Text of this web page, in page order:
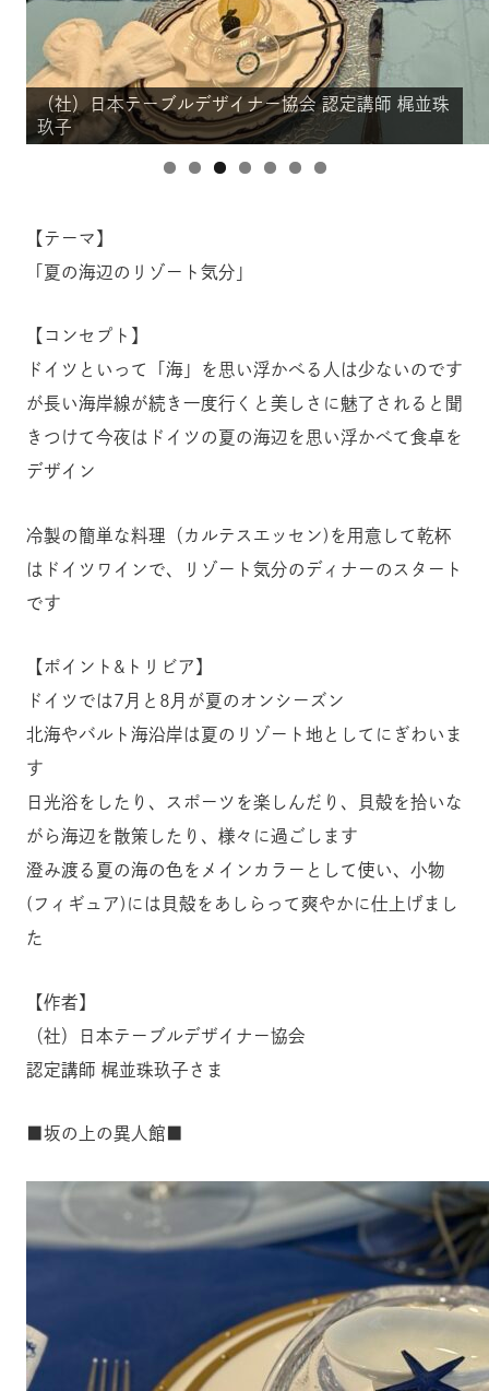
（社）日本テーブルデザイナー協会 認定講師 梶並珠
玖子
（社）日本テーブルデザイナー協会 認定講師 梶並珠
玖子
（社）日本テーブルデザイナー協会 認定講師 梶並珠
玖子
（社）日本テーブルデザイナー協会 認定講師 梶並珠
玖子
（社）日本テーブルデザイナー協会 認定講師 梶並珠
玖子
（社）日本テーブルデザイナー協会 認定講師 梶並珠
玖子
（社）日本テーブルデザイナー協会 認定講師 梶並珠
玖子
【テーマ】
「夏の海辺のリゾート気分」
【コンセプト】
ドイツといって「海」を思い浮かべる人は少ないのです
が長い海岸線が続き一度行くと美しさに魅了されると聞
きつけて今夜はドイツの夏の海辺を思い浮かべて食卓を
デザイン
冷製の簡単な料理（カルテスエッセン)を用意して乾杯
はドイツワインで、リゾート気分のディナーのスタート
です
【ポイント&トリビア】
ドイツでは7月と8月が夏のオンシーズン
北海やバルト海沿岸は夏のリゾート地としてにぎわいま
す
日光浴をしたり、スポーツを楽しんだり、貝殻を拾いな
がら海辺を散策したり、様々に過ごします
澄み渡る夏の海の色をメインカラーとして使い、小物
(フィギュア)には貝殻をあしらって爽やかに仕上げまし
た
【作者】
（社）日本テーブルデザイナー協会
認定講師 梶並珠玖子さま
■坂の上の異人館■